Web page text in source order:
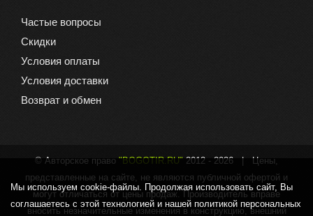
Частые вопросы
Скидки
Условия оплаты
Условия доставки
Возврат и обмен
© Авторское право "BOGOTIR.RU" 2012 - 2026 | Цены,
представленные на сайте, не являются публичной офертой и
могут отличаться от цены продаж. Производитель вправе
вносить незначительные изменения в конструкцию, внешний
Мы используем cookie-файлы. Продолжая использовать сайт, Вы
соглашаетесь с этой технологией и нашей политикой персональных